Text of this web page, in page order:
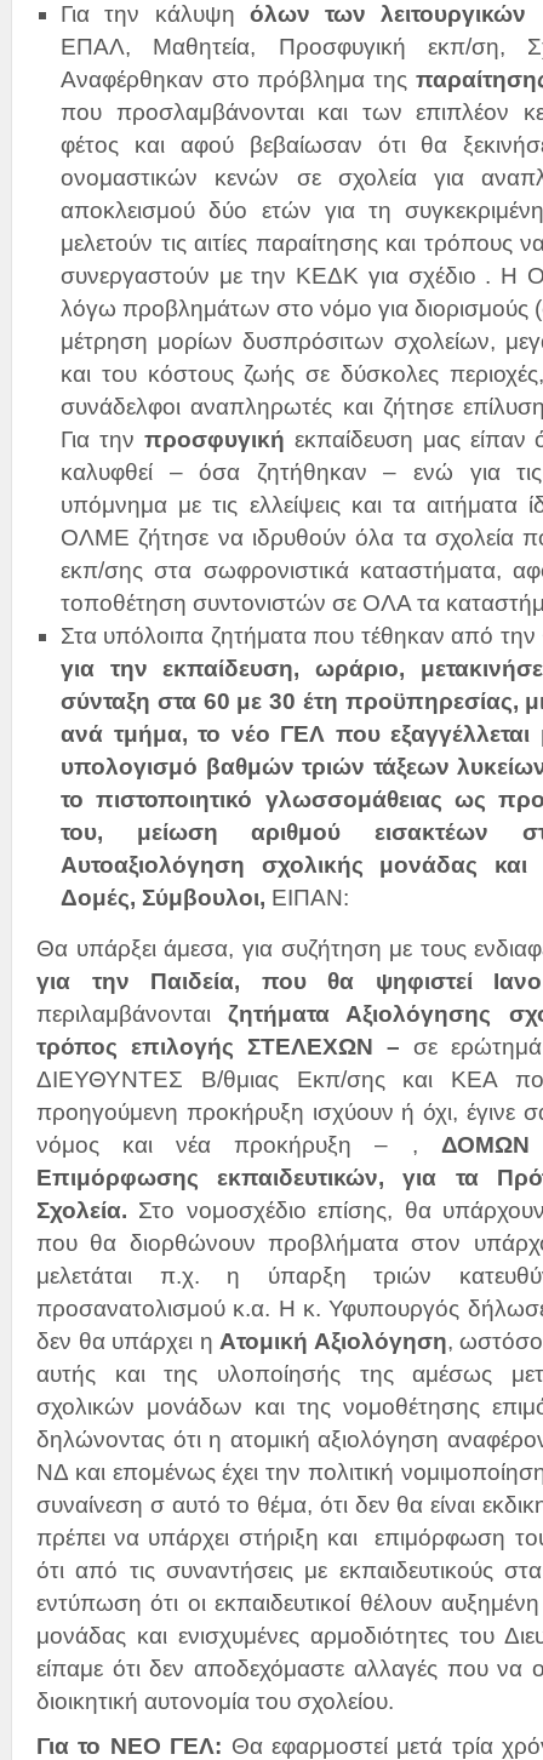
Για την κάλυψη όλων των λειτουργικών
ΕΠΑΛ, Μαθητεία, Προσφυγική εκπ/ση,
Αναφέρθηκαν στο πρόβλημα της
που προσλαμβάνονται και των επιπλέον
φέτος και αφού βεβαίωσαν ότι θα
ονομαστικών κενών σε σχολεία για
αποκλεισμού δύο ετών για τη
μελετούν τις αιτίες παραίτησης και τρόπους
συνεργαστούν με την ΚΕΔΚ για σχέδιο . Η
λόγω προβλημάτων στο νόμο για
μέτρηση μορίων δυσπρόσιτων σχολείων,
και του κόστους ζωής σε δύσκολες
συνάδελφοι αναπληρωτές και ζήτησε
Για την προσφυγική εκπαίδευση μας είπαν
καλυφθεί – όσα ζητήθηκαν – ενώ για
υπόμνημα με τις ελλείψεις και τα
ΟΛΜΕ ζήτησε να ιδρυθούν όλα τα σχολεία
εκπ/σης στα σωφρονιστικά καταστήματα,
τοποθέτηση συντονιστών σε ΟΛΑ τα
Στα υπόλοιπα ζητήματα που τέθηκαν από
για την εκπαίδευση, ωράριο,
σύνταξη στα 60 με 30 έτη προϋπηρεσίας,
ανά τμήμα, το νέο ΓΕΛ που εξαγγέλλεται
υπολογισμό βαθμών τριών τάξεων
το πιστοποιητικό γλωσσομάθειας ως
του, μείωση αριθμού εισακτέων
Αυτοαξιολόγηση σχολικής μονάδας
Δομές, Σύμβουλοι, ΕΙΠΑΝ:
Θα υπάρξει άμεσα, για συζήτηση με τους
για την Παιδεία, που θα ψηφιστεί
περιλαμβάνονται ζητήματα Αξιολόγησης
τρόπος επιλογής ΣΤΕΛΕΧΩΝ – σε ερώτημά
ΔΙΕΥΘΥΝΤΕΣ Β/θμιας Εκπ/σης και ΚΕΑ
προηγούμενη προκήρυξη ισχύουν ή όχι, έγινε
νόμος και νέα προκήρυξη – , ΔΟΜΩΝ
Επιμόρφωσης εκπαιδευτικών, για τα
Σχολεία. Στο νομοσχέδιο επίσης, θα υπάρχουν
που θα διορθώνουν προβλήματα στον
μελετάται π.χ. η ύπαρξη τριών
προσανατολισμού κ.α. Η κ. Υφυπουργός
δεν θα υπάρχει η Ατομική Αξιολόγηση, ωστόσο
αυτής και της υλοποίησής της αμέσως
σχολικών μονάδων και της νομοθέτησης
δηλώνοντας ότι η ατομική αξιολόγηση
ΝΔ και επομένως έχει την πολιτική
συναίνεση σ αυτό το θέμα, ότι δεν θα είναι
πρέπει να υπάρχει στήριξη και επιμόρφωση
ότι από τις συναντήσεις με εκπαιδευτικούς
εντύπωση ότι οι εκπαιδευτικοί θέλουν
μονάδας και ενισχυμένες αρμοδιότητες του
είπαμε ότι δεν αποδεχόμαστε αλλαγές που να
διοικητική αυτονομία του σχολείου.
Για το ΝΕΟ ΓΕΛ: Θα εφαρμοστεί μετά τρία